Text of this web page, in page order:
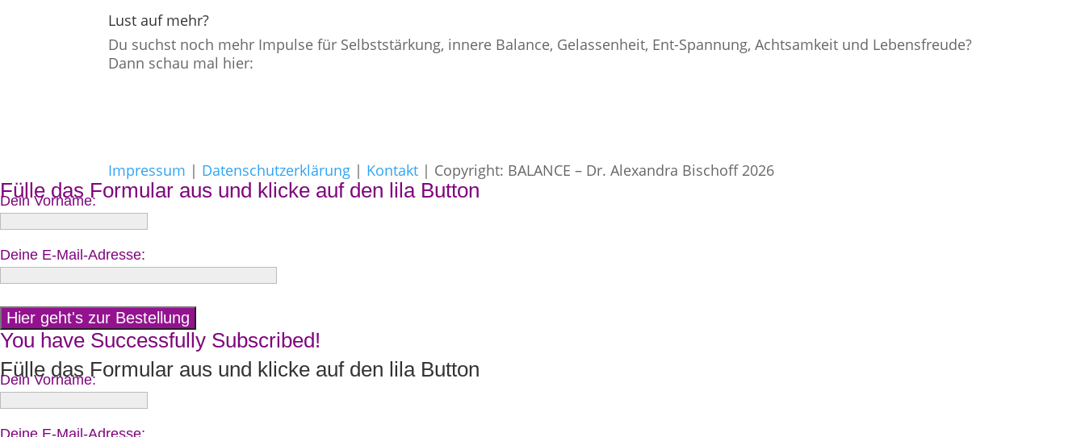
Lust auf mehr?
Du suchst noch mehr Impulse für Selbststärkung, innere Balance, Gelassenheit, Ent-Spannung, Achtsamkeit und Lebensfreude?
Dann schau mal hier:
Impressum | Datenschutzerklärung | Kontakt | Copyright: BALANCE – Dr. Alexandra Bischoff 2026
Fülle das Formular aus und klicke auf den lila Button
Dein Vorname:
Deine E-Mail-Adresse:
You have Successfully Subscribed!
Fülle das Formular aus und klicke auf den lila Button
Dein Vorname:
Deine E-Mail-Adresse: